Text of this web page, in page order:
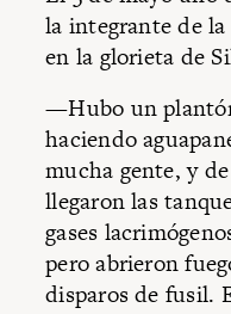
la integrante de
en la glorieta de
—Hubo un
haciendo
mucha gente, y
llegaron las
gases
pero abrieron
disparos de fusil.